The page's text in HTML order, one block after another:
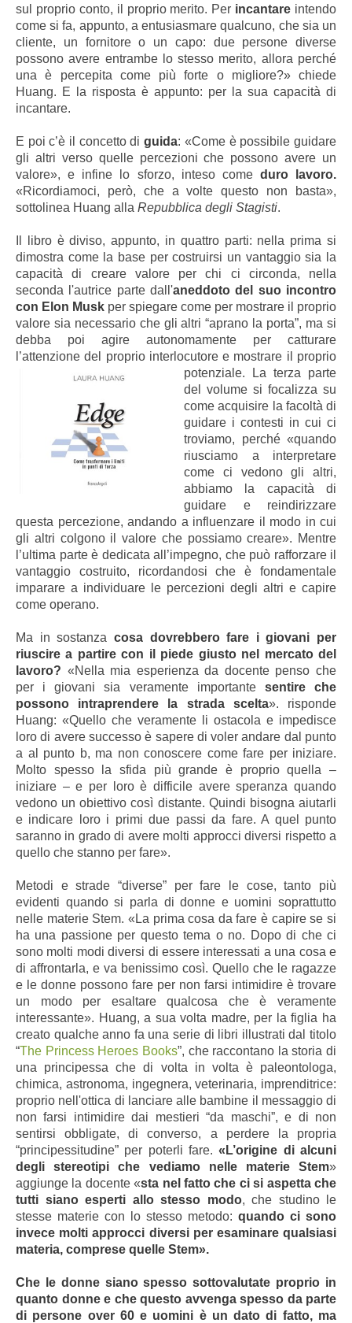
sul proprio conto, il proprio merito. Per incantare intendo
come si fa, appunto, a entusiasmare qualcuno, che sia un
cliente, un fornitore o un capo: due persone diverse
possono avere entrambe lo stesso merito, allora perché
una è percepita come più forte o migliore?» chiede
Huang. E la risposta è appunto: per la sua capacità di
incantare.
E poi c’è il concetto diguida: «Come è possibile guidare
gli altri verso quelle percezioni che possono avere un
valore», e infine lo sforzo, inteso come duro lavoro.
«Ricordiamoci, però, che a volte questo non basta»,
sottolinea Huang alla Repubblica degli Stagisti.
Il libro è diviso, appunto, in quattro parti: nella prima si
dimostra come la base per costruirsi un vantaggio sia la
capacità di creare valore per chi ci circonda, nella
seconda l'autrice parte dall'aneddoto del suo incontro
con Elon Musk per spiegare come per mostrare il proprio
valore sia necessario che gli altri “aprano la porta”, ma si
debba poi agire autonomamente per catturare
l’attenzione del proprio interlocutore e mostrare il proprio
potenziale. La terza parte
del volume si focalizza su
come acquisire la facoltà di
guidare i contesti in cui ci
troviamo, perché «quando
riusciamo a interpretare
come ci vedono gli altri,
abbiamo la capacità di
guidare e reindirizzare
questa percezione, andando a influenzare il modo in cui
gli altri colgono il valore che possiamo creare». Mentre
l’ultima parte è dedicata all’impegno, che può rafforzare il
vantaggio costruito, ricordandosi che è fondamentale
imparare a individuare le percezioni degli altri e capire
come operano.
Ma in sostanza cosa dovrebbero fare i giovani per
riuscire a partire con il piede giusto nel mercato del
lavoro? «Nella mia esperienza da docente penso che
per i giovani sia veramente importante sentire che
possono intraprendere la strada scelta». risponde
Huang: «Quello che veramente li ostacola e impedisce
loro di avere successo è sapere di voler andare dal punto
a al punto b, ma non conoscere come fare per iniziare.
Molto spesso la sfida più grande è proprio quella –
iniziare – e per loro è difficile avere speranza quando
vedono un obiettivo così distante. Quindi bisogna aiutarli
e indicare loro i primi due passi da fare. A quel punto
saranno in grado di avere molti approcci diversi rispetto a
quello che stanno per fare».
Metodi e strade “diverse” per fare le cose, tanto più
evidenti quando si parla di donne e uomini soprattutto
nelle materie Stem. «La prima cosa da fare è capire se si
ha una passione per questo tema o no. Dopo di che ci
sono molti modi diversi di essere interessati a una cosa e
di affrontarla, e va benissimo così. Quello che le ragazze
e le donne possono fare per non farsi intimidire è trovare
un modo per esaltare qualcosa che è veramente
interessante». Huang, a sua volta madre, per la figlia ha
creato qualche anno fa una serie di libri illustrati dal titolo
“The Princess Heroes Books”, che raccontano la storia di
una principessa che di volta in volta è paleontologa,
chimica, astronoma, ingegnera, veterinaria, imprenditrice:
proprio nell'ottica di lanciare alle bambine il messaggio di
non farsi intimidire dai mestieri “da maschi”, e di non
sentirsi obbligate, di converso, a perdere la propria
“principessitudine” per poterli fare. «L’origine di alcuni
degli stereotipi che vediamo nelle materie Stem»
aggiunge la docente «sta nel fatto che ci si aspetta che
tutti siano esperti allo stesso modo, che studino le
stesse materie con lo stesso metodo: quando ci sono
invece molti approcci diversi per esaminare qualsiasi
materia, comprese quelle Stem».
Che le donne siano spesso sottovalutate proprio in
quanto donne e che questo avvenga spesso da parte
di persone over 60 e uomini è un dato di fatto, ma